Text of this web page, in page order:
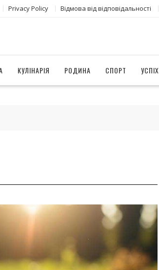
Privacy Policy Відмова від відповідальності
КУЛІНАРІЯ РОДИНА СПОРТ УСПІХ